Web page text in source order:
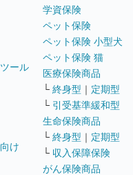
ール
け
学資保険
ペット保険
ペット保険 小型犬
ペット保険 猫
医療保険商品
└ 終身型 ｜ 定期型
└ 引受基準緩和型
生命保険商品
└ 終身型 ｜ 定期型
└ 収入保障保険
がん保険商品